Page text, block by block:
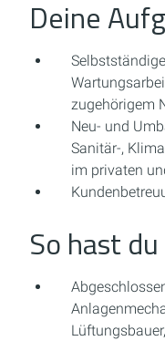
Deine
zugehörigem
Neu- und
Sanitär-,
im privaten
So hast